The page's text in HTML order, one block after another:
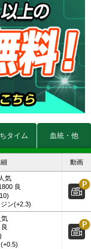
タイム 血統・他
動画
気
良
ン(+2.3)
気